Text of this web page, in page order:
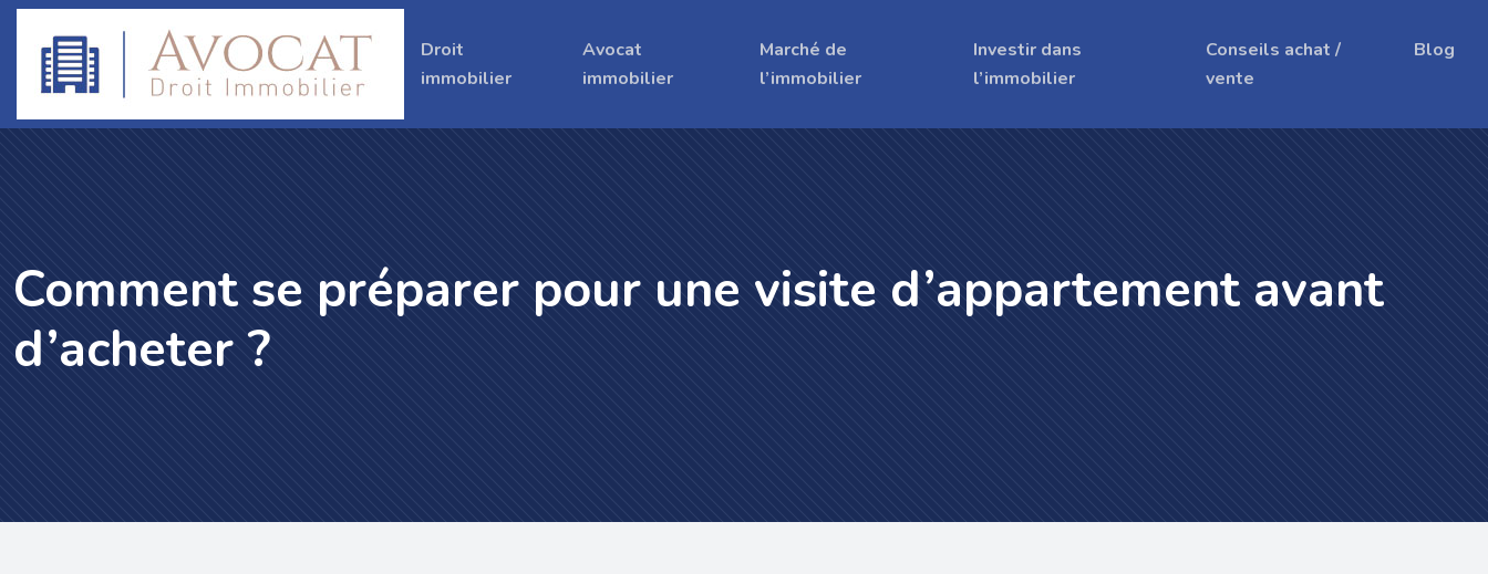
Droit
immobilier
Avocat
immobilier
Marché de
l’immobilier
Investir dans
l’immobilier
Conseils achat /
vente
Blog
Comment se préparer pour une visite d’appartement avant
d’acheter ?